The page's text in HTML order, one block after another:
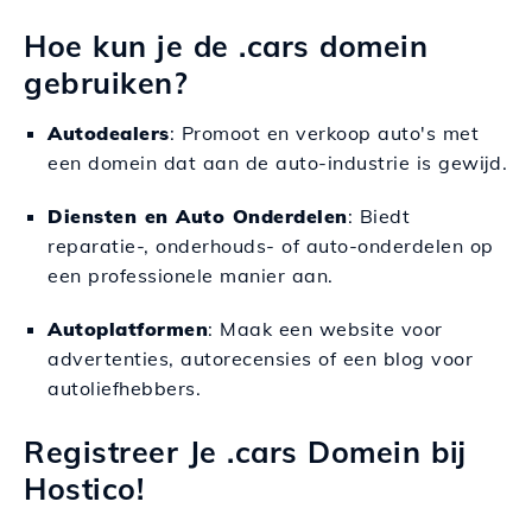
Hoe kun je de .cars domein
gebruiken?
Autodealers: Promoot en verkoop auto's met
een domein dat aan de auto-industrie is gewijd.
Diensten en Auto Onderdelen: Biedt
reparatie-, onderhouds- of auto-onderdelen op
een professionele manier aan.
Autoplatformen: Maak een website voor
advertenties, autorecensies of een blog voor
autoliefhebbers.
Registreer Je .cars Domein bij
Hostico!